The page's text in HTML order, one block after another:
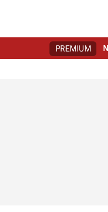
PREMIUM